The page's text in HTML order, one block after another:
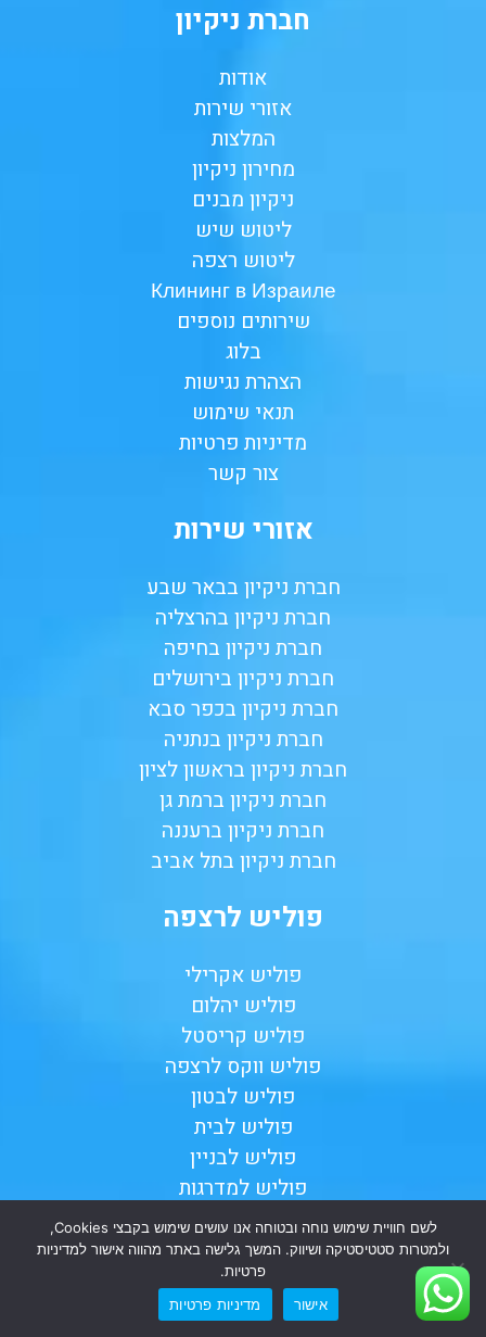
חברת ניקיון
אודות
אזורי שירות
המלצות
מחירון ניקיון
ניקיון מבנים
ליטוש שיש
ליטוש רצפה
Клининг в Израиле
שירותים נוספים
בלוג
הצהרת נגישות
תנאי שימוש
מדיניות פרטיות
צור קשר
אזורי שירות
חברת ניקיון בבאר שבע
חברת ניקיון בהרצליה
חברת ניקיון בחיפה
חברת ניקיון בירושלים
חברת ניקיון בכפר סבא
חברת ניקיון בנתניה
חברת ניקיון בראשון לציון
חברת ניקיון ברמת גן
חברת ניקיון ברעננה
חברת ניקיון בתל אביב
פוליש לרצפה
פוליש אקרילי
פוליש יהלום
פוליש קריסטל
פוליש ווקס לרצפה
פוליש לבטון
פוליש לבית
פוליש לבניין
פוליש למדרגות
פוליש למשרדים
פוליש לפרקט
פוליש לשיש
קרצוף רצפה
לשם חוויית שימוש נוחה ובטוחה אנו עושים שימוש בקבצי Cookies,
ולמטרות סטטיסטיקה ושיווק. המשך גלישה באתר מהווה אישור למדיניות
פרטיות.
אישור
מדיניות פרטיות